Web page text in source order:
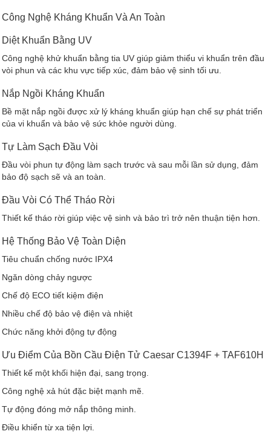
Công Nghệ Kháng Khuẩn Và An Toàn
Diệt Khuẩn Bằng UV
Công nghệ khử khuẩn bằng tia UV giúp giảm thiểu vi khuẩn trên đầu
vòi phun và các khu vực tiếp xúc, đảm bảo vệ sinh tối ưu.
Nắp Ngồi Kháng Khuẩn
Bề mặt nắp ngồi được xử lý kháng khuẩn giúp hạn chế sự phát triển
của vi khuẩn và bảo vệ sức khỏe người dùng.
Tự Làm Sạch Đầu Vòi
Đầu vòi phun tự động làm sạch trước và sau mỗi lần sử dụng, đảm
bảo độ sạch sẽ và an toàn.
Đầu Vòi Có Thể Tháo Rời
Thiết kế tháo rời giúp việc vệ sinh và bảo trì trở nên thuận tiện hơn.
Hệ Thống Bảo Vệ Toàn Diện
Tiêu chuẩn chống nước IPX4
Ngăn dòng chảy ngược
Chế độ ECO tiết kiệm điện
Nhiều chế độ bảo vệ điện và nhiệt
Chức năng khởi động tự động
Ưu Điểm Của Bồn Cầu Điện Tử Caesar C1394F + TAF610H
Thiết kế một khối hiện đại, sang trọng.
Công nghệ xả hút đặc biệt mạnh mẽ.
Tự động đóng mở nắp thông minh.
Điều khiển từ xa tiện lợi.